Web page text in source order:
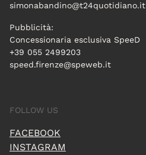
simonabandino@t24quotidiano.it
Pubblicità:
Concessionaria esclusiva SpeeD
+39 055 2499203
speed.firenze@speweb.it
FOLLOW US
FACEBOOK
INSTAGRAM